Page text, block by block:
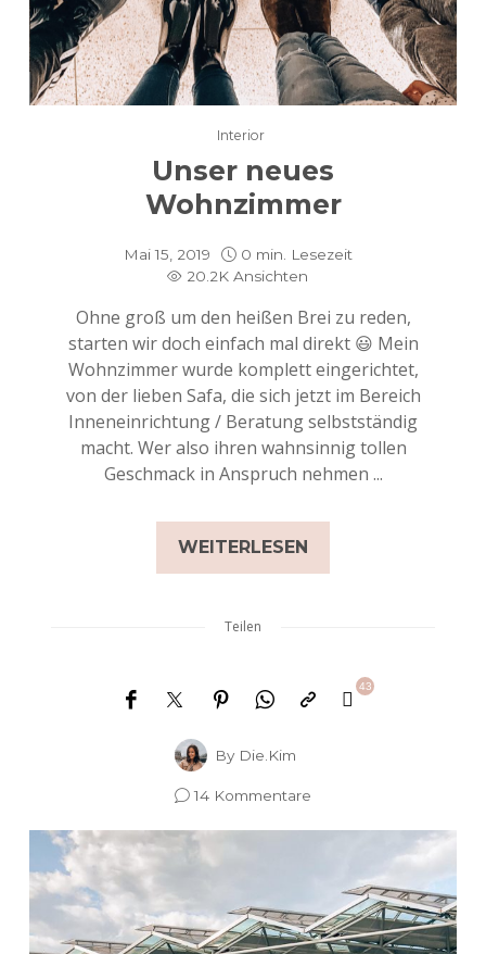
Interior
Unser neues
Wohnzimmer
Mai 15, 2019
0 min. Lesezeit
20.2K Ansichten
Ohne groß um den heißen Brei zu reden,
starten wir doch einfach mal direkt 😃 Mein
Wohnzimmer wurde komplett eingerichtet,
von der lieben Safa, die sich jetzt im Bereich
Inneneinrichtung / Beratung selbstständig
macht. Wer also ihren wahnsinnig tollen
Geschmack in Anspruch nehmen ...
WEITERLESEN
Teilen
By Die.Kim
43
14 Kommentare